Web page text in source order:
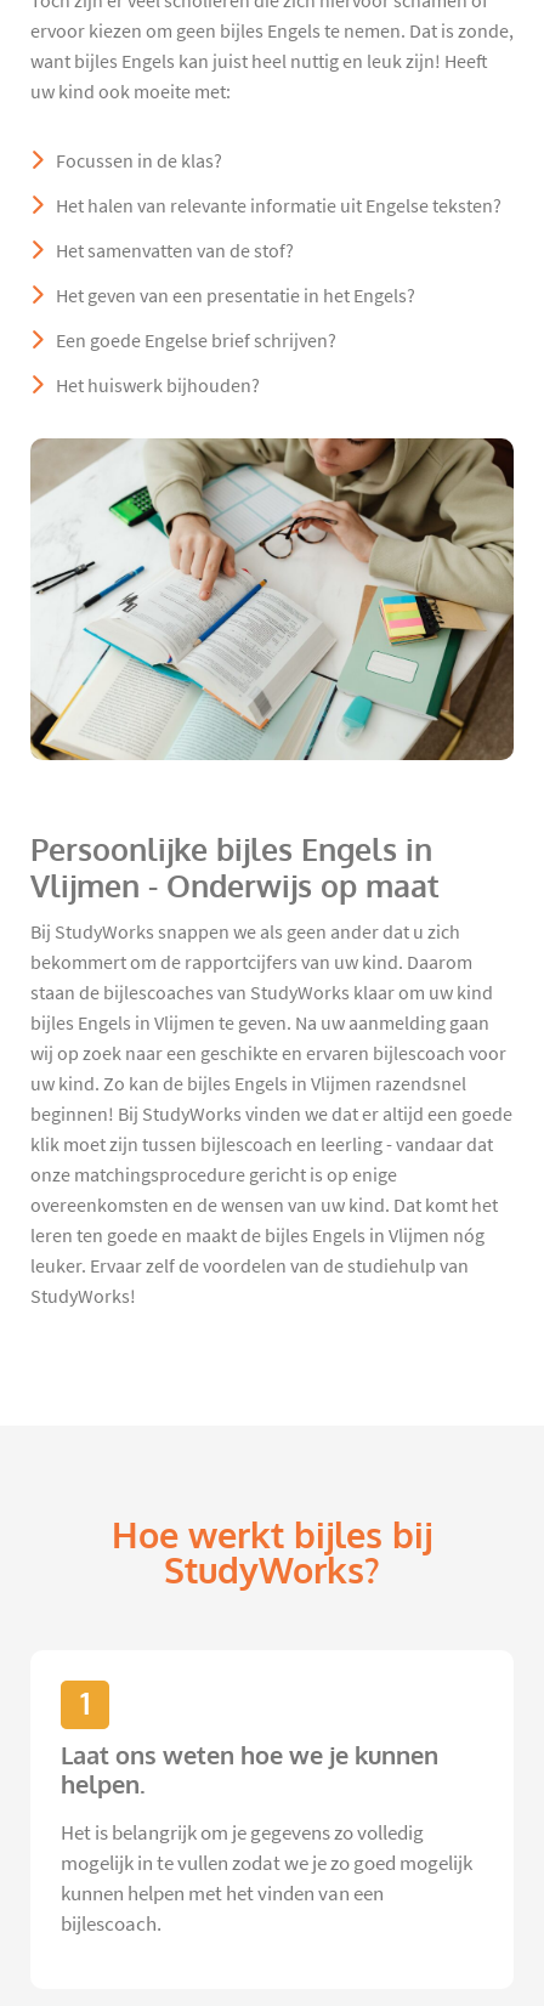
ervoor kiezen om geen bijles Engels te nemen. Dat is zonde,
want bijles Engels kan juist heel nuttig en leuk zijn! Heeft
uw kind ook moeite met:
Focussen in de klas?
Het halen van relevante informatie uit Engelse teksten?
Het samenvatten van de stof?
Het geven van een presentatie in het Engels?
Een goede Engelse brief schrijven?
Het huiswerk bijhouden?
Persoonlijke bijles Engels in
Vlijmen - Onderwijs op maat
Bij StudyWorks snappen we als geen ander dat u zich
bekommert om de rapportcijfers van uw kind. Daarom
staan de bijlescoaches van StudyWorks klaar om uw kind
bijles Engels in Vlijmen te geven. Na uw aanmelding gaan
wij op zoek naar een geschikte en ervaren bijlescoach voor
uw kind. Zo kan de bijles Engels in Vlijmen razendsnel
beginnen! Bij StudyWorks vinden we dat er altijd een goede
klik moet zijn tussen bijlescoach en leerling - vandaar dat
onze matchingsprocedure gericht is op enige
overeenkomsten en de wensen van uw kind. Dat komt het
leren ten goede en maakt de bijles Engels in Vlijmen nóg
leuker. Ervaar zelf de voordelen van de studiehulp van
StudyWorks!
Hoe werkt bijles bij
StudyWorks?
1
Laat ons weten hoe we je kunnen
helpen.
Het is belangrijk om je gegevens zo volledig
mogelijk in te vullen zodat we je zo goed mogelijk
kunnen helpen met het vinden van een
bijlescoach.